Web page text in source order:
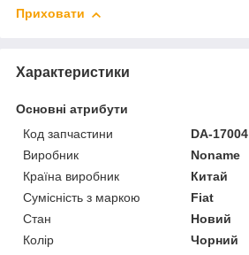
Приховати
Характеристики
Основні атрибути
Код запчастини
DA-17004
Виробник
Noname
Країна виробник
Китай
Сумісність з маркою
Fiat
Стан
Новий
Колір
Чорний